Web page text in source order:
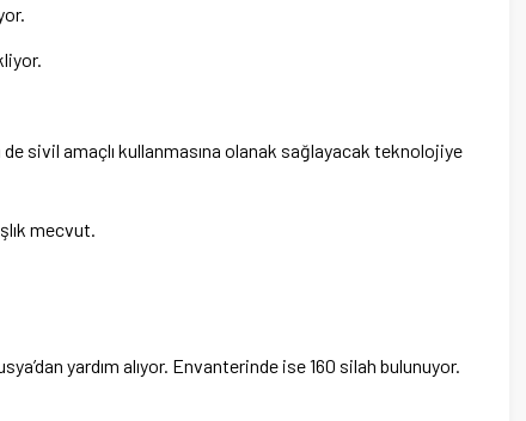
sivil amaçlı kullanmasına olanak sağlayacak teknolojiye
mecvut.
yardım alıyor. Envanterinde ise 160 silah bulunuyor.